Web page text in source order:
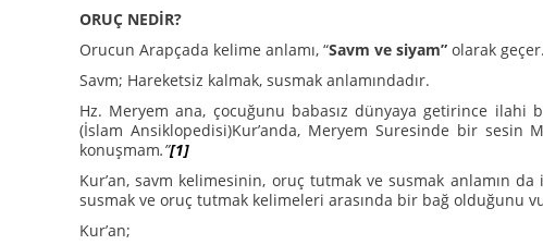
ORUÇ NEDİR?
Orucun Arapçada kelime anlamı, “Savm ve siyam” olarak geçer.
Savm; Hareketsiz kalmak, susmak anlamındadır.
Hz. Meryem ana, çocuğunu babasız dünyaya getirince ilahi
(İslam Ansiklopedisi)Kur’anda, Meryem Suresinde bir sesin
konuşmam.”[1]
Kur’an, savm kelimesinin, oruç tutmak ve susmak anlamın
susmak ve oruç tutmak kelimeleri arasında bir bağ olduğunu
Kur’an;